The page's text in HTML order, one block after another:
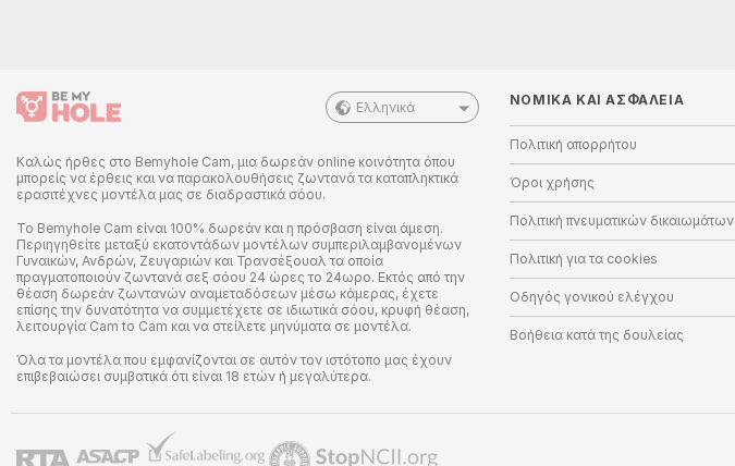
Ελληνικά
Καλώς ήρθες στο Bemyhole Cam, μια δωρεάν online κοινότητα όπου
μπορείς να έρθεις και να παρακολουθήσεις ζωντανά τα καταπληκτικά
ερασιτέχνες μοντέλα μας σε διαδραστικά σόου.
Το Bemyhole Cam είναι 100% δωρεάν και η πρόσβαση είναι άμεση.
Περιηγηθείτε μεταξύ εκατοντάδων μοντέλων συμπεριλαμβανομένων
Γυναικών, Ανδρών, Ζευγαριών και Τρανσέξουαλ τα οποία
πραγματοποιούν ζωντανά σεξ σόου 24 ώρες το 24ωρο. Εκτός από την
θέαση δωρεάν ζωντανών αναμεταδόσεων μέσω κάμερας, έχετε
επίσης την δυνατότητα να συμμετέχετε σε ιδιωτικά σόου, κρυφή θέαση,
λειτουργία Cam to Cam και να στείλετε μηνύματα σε μοντέλα.
Όλα τα μοντέλα που εμφανίζονται σε αυτόν τον ιστότοπο μας έχουν
επιβεβαιώσει συμβατικά ότι είναι 18 ετών ή μεγαλύτερα.
ΝΟΜΙΚΑ ΚΑΙ ΑΣΦΑΛΕΙΑ
Πολιτική απορρήτου
Όροι χρήσης
Πολιτική πνευματικών δικαιωμάτων
Πολιτική για τα cookies
Οδηγός γονικού ελέγχου
Βοήθεια κατά της δουλείας